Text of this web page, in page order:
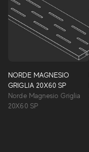
NORDE MAGNESIO
GRIGLIA 20X60 SP
Norde Magnesio Griglia
20X60 SP